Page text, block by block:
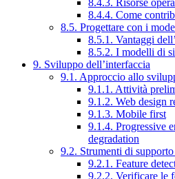
8.4.3. Risorse
8.4.4. Come
8.5. Progettare con i
8.5.1. Vantaggi
8.5.2. I modelli di
9. Sviluppo dell’interfaccia
9.1. Approccio allo
9.1.1. Attività
9.1.2. Web design
9.1.3. Mobile first
9.1.4. Progressive
degradation
9.2. Strumenti di
9.2.1. Feature
9.2.2. Verificare le